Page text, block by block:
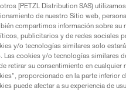
[PETZL Distribution SAS)
de nuestro Sitio web,
compartimos información sobre
publicitarios y de redes sociales
y/o tecnologías similares solo
Las cookies y/o tecnologías similares
retirar su consentimiento en
proporcionado en la parte inferior
puede afectar a su experiencia de